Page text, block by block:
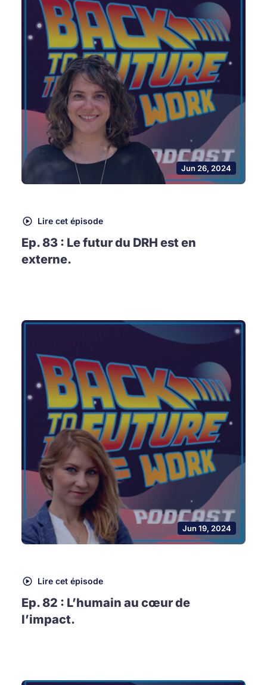
Jun 26, 2024
Lire cet épisode
Ep. 83 : Le futur du DRH est en
externe.
Jun 19, 2024
Lire cet épisode
Ep. 82 : L’humain au cœur de
l’impact.